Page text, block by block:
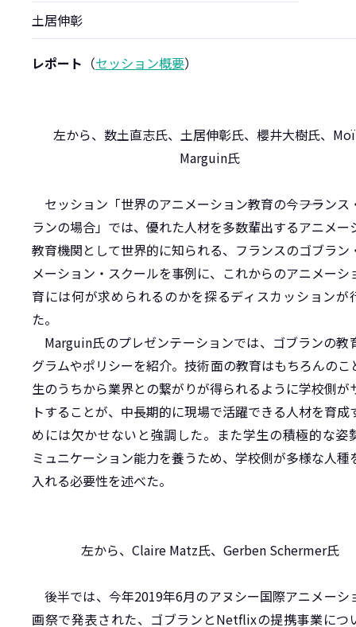
土居伸彰
レポート （セッション概要）
左から、数土直志氏、土居伸彰氏、櫻井大樹氏、
Marguin氏
セッション「世界のアニメーション教育の今――フランス
ランの場合」では、優れた人材を多数輩出するアニメー
教育機関として世界的に知られる、フランスのゴブラン
メーション・スクールを事例に、これからのアニメーシ
育には何が求められるのかを探るディスカッションが
た。
Marguin氏のプレゼンテーションでは、ゴブランの教
グラムやポリシーを紹介。技術面の教育はもちろんのこ
生のうちから業界との繋がりが得られるように学校側が
トすることが、中長期的に現場で活躍できる人材を育成
めには欠かせないと強調した。また学生の積極的な姿
ミュニケーション能力を養うため、学校側が多様な人種
入れる必要性を述べた。
左から、Claire Matz氏、Gerben Schermer氏
後半では、今年2019年6月のアヌシー国際アニメーシ
画祭で発表された、ゴブランとNetflixの提携事業につ